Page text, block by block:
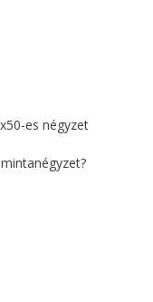
es négyzet